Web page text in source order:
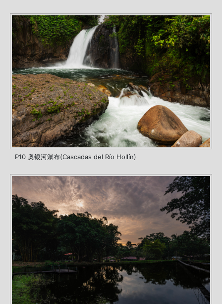
P10 奥银河瀑布(Cascadas del Río Hollín)